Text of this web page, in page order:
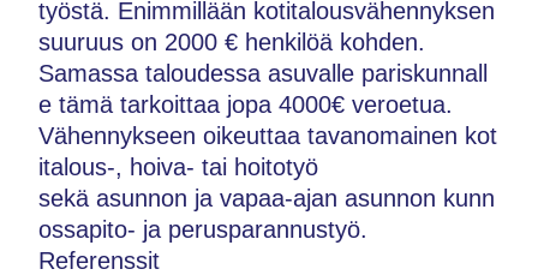
työstä. Enimmillään kotitalousvähennyksen
suuruus on 2000 € henkilöä kohden.
Samassa taloudessa asuvalle pariskunnall
e tämä tarkoittaa jopa 4000€ veroetua.
Vähennykseen oikeuttaa tavanomainen kot
italous-, hoiva- tai hoitotyö
sekä asunnon ja vapaa-ajan asunnon kunn
ossapito- ja perusparannustyö.
Referenssit